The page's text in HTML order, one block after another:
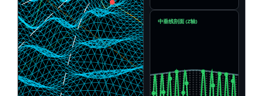
中垂线剖面 (Z轴)